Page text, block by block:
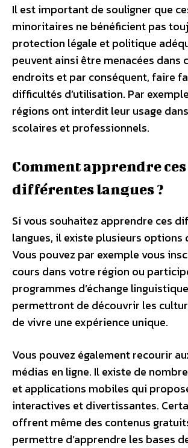
Il est important de souligner que
minoritaires ne bénéficient pas
protection légale et politique
peuvent ainsi être menacées dans
endroits et par conséquent, faire
difficultés d’utilisation. Par
régions ont interdit leur usage
scolaires et professionnels.
Comment apprendre ces
différentes langues ?
Si vous souhaitez apprendre ces
langues, il existe plusieurs options
Vous pouvez par exemple vous
cours dans votre région ou
programmes d’échange
permettront de découvrir les
de vivre une expérience unique.
Vous pouvez également recourir
médias en ligne. Il existe de
et applications mobiles qui
interactives et divertissantes.
offrent même des contenus
permettre d’apprendre les bases